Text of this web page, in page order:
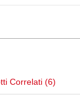
Correlati (6)